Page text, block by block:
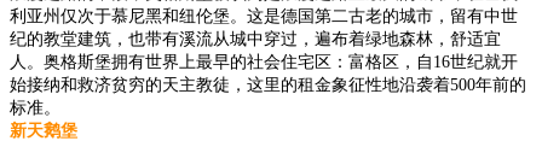
利亚州仅次于慕尼黑和纽伦堡。这是德国第二古老的城市，留有中世
纪的教堂建筑，也带有溪流从城中穿过，遍布着绿地森林，舒适宜
人。奥格斯堡拥有世界上最早的社会住宅区：富格区，自16世纪就开
始接纳和救济贫穷的天主教徒，这里的租金象征性地沿袭着500年前的
标准。
新天鹅堡